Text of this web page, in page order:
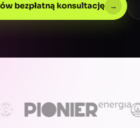
bezpłatną konsultację →